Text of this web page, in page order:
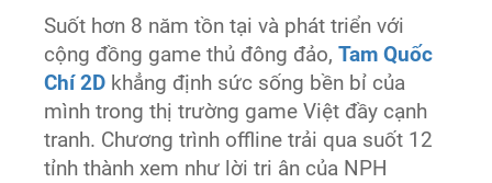
Suốt hơn 8 năm tồn tại và phát triển với
cộng đồng game thủ đông đảo,Tam Quốc
Chí 2D khẳng định sức sống bền bỉ của
mình trong thị trường game Việt đầy cạnh
tranh. Chương trình offline trải qua suốt 12
tỉnh thành xem như lời tri ân của NPH